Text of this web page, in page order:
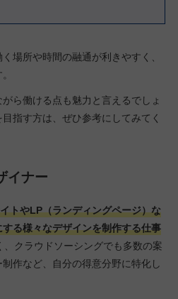
場所や時間の融通が利きやすく、
ら働ける点も魅力と言えるでしょ
指す方は、ぜひ参考にしてみてく
イナー
トやLP（ランディングページ）な
る様々なデザインを制作する仕事
クラウドソーシングでも多数の案
作など、自分の得意分野に特化し